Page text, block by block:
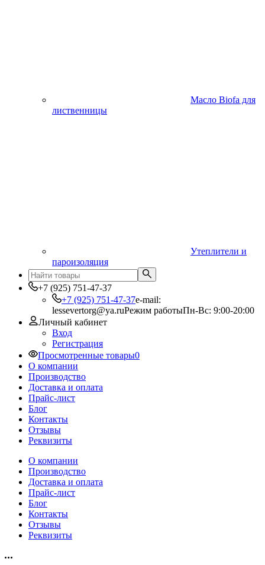
Масло Biofa для
лиственницы
Утеплители и
пароизоляция
+7 (925) 751-47-37
+7 (925) 751-47-37e-mail:
lessevertorg@ya.ruРежим работыПн-Вс: 9:00-20:00
Личный кабинет
Вход
Регистрация
Просмотренные товары0
О компании
Производство
Доставка и оплата
Прайс-лист
Блог
Контакты
Отзывы
Реквизиты
О компании
Производство
Доставка и оплата
Прайс-лист
Блог
Контакты
Отзывы
Реквизиты